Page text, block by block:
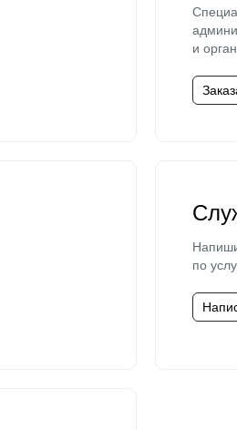
и
по